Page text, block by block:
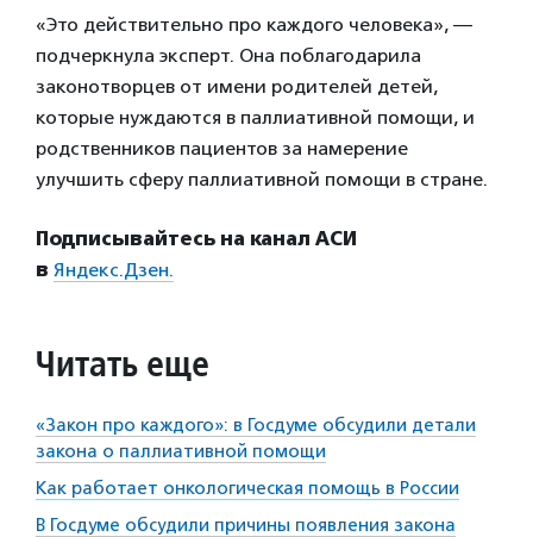
«Это действительно про каждого человека», —
подчеркнула эксперт. Она поблагодарила
законотворцев от имени родителей детей,
которые нуждаются в паллиативной помощи, и
родственников пациентов за намерение
улучшить сферу паллиативной помощи в стране.
Подписывайтесь на канал АСИ
в Яндекс.Дзен.
Читать еще
«Закон про каждого»: в Госдуме обсудили детали
закона о паллиативной помощи
Как работает онкологическая помощь в России
В Госдуме обсудили причины появления закона